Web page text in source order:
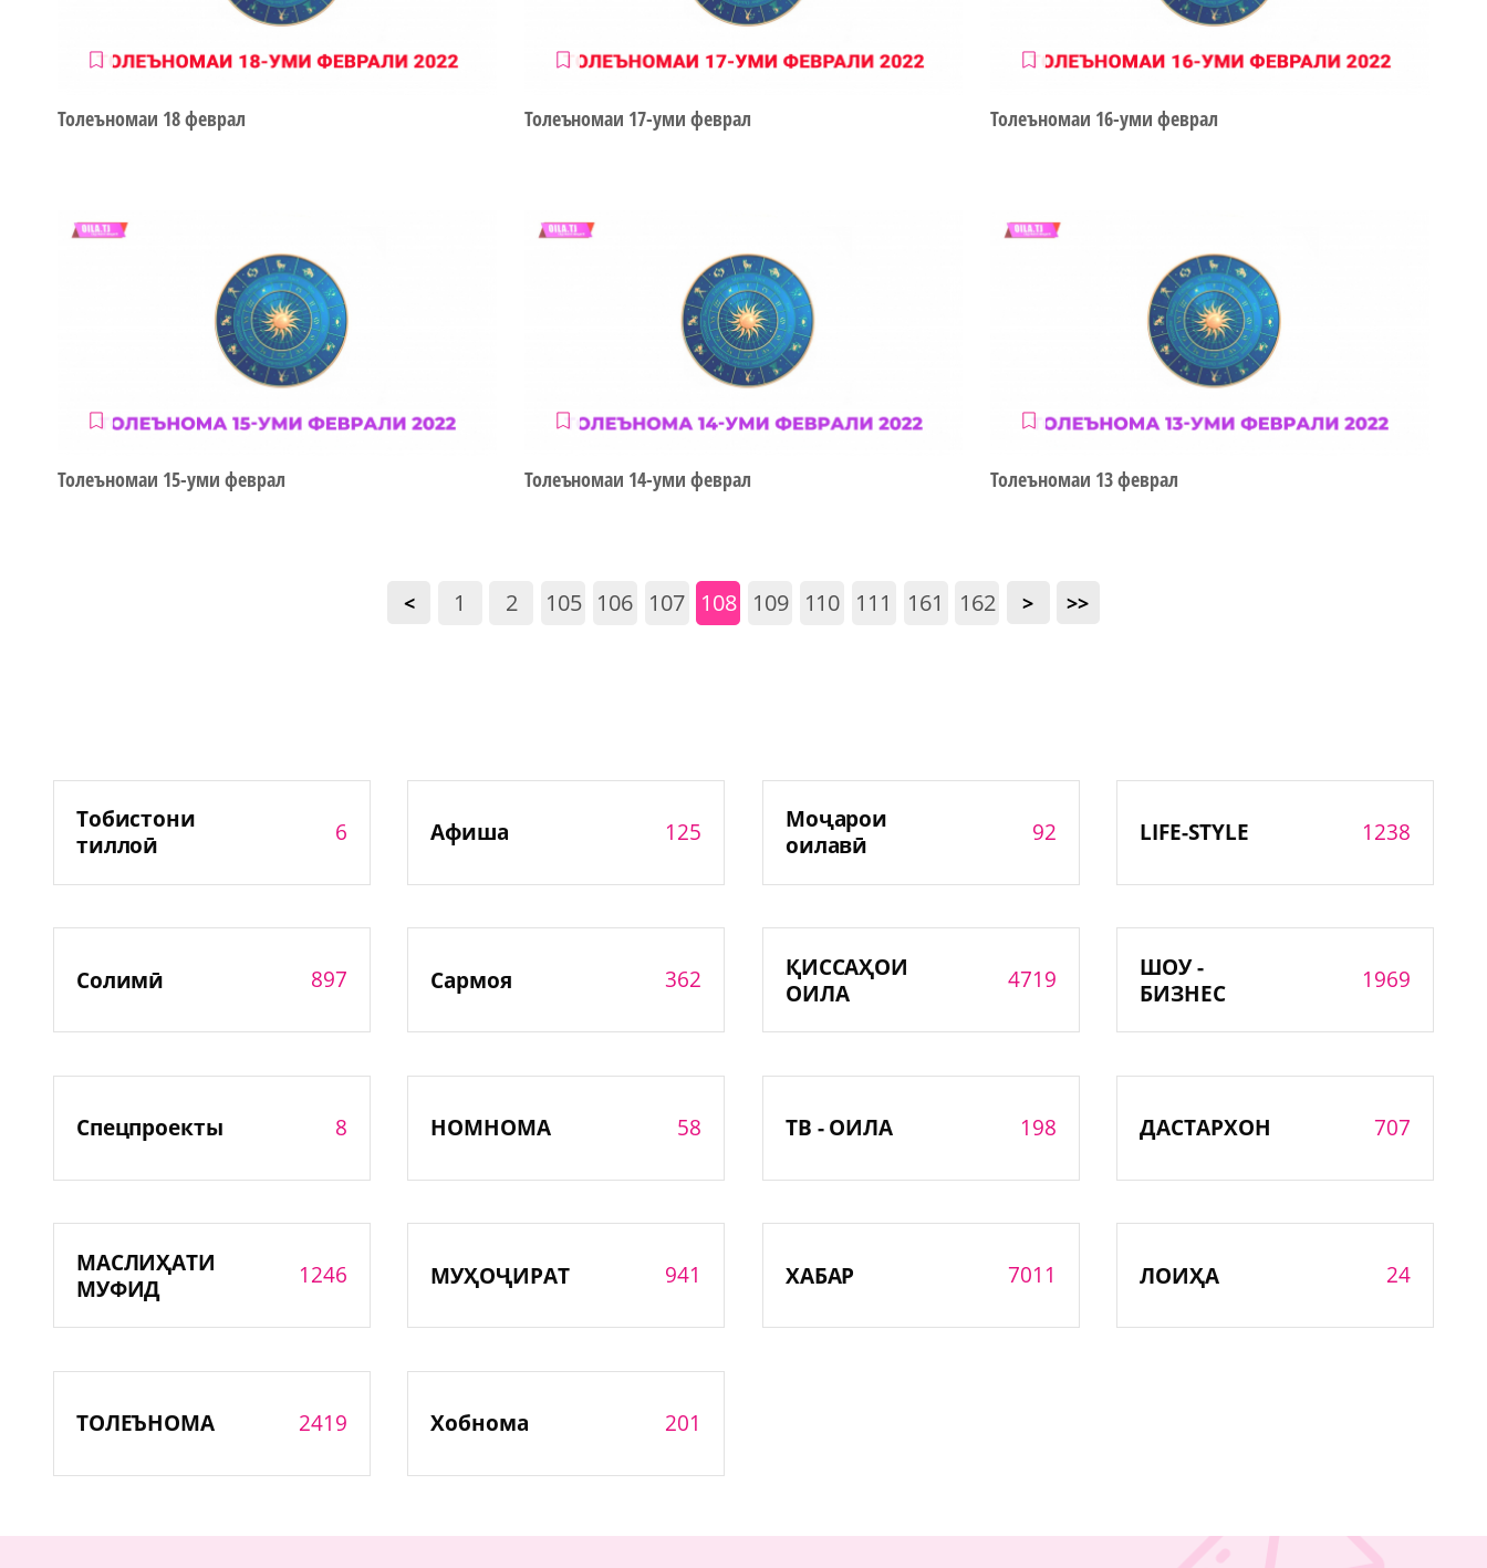
Толеъномаи 18 феврал Толеъномаи 17-уми феврал Толеъномаи 16-уми феврал
Толеъномаи 15-уми феврал Толеъномаи 14-уми феврал Толеъномаи 13 феврал
< 1 2 105 106 107 108 109 110 111 161 162 > >>
Тобистони
тиллоӣ
6 Афиша 125
Моҷарои
оилавӣ
92 LIFE-STYLE 1238
Солимӣ 897 Сармоя 362
ҚИССАҲОИ
ОИЛА
4719
ШОУ -
БИЗНЕС
1969
Спецпроекты 8 НОМНОМА 58 ТВ - ОИЛА 198 ДАСТАРХОН 707
МАСЛИҲАТИ
МУФИД
1246 МУҲОҶИРАТ 941 ХАБАР 7011 ЛОИҲА 24
ТОЛЕЪНОМА 2419 Хобнома 201